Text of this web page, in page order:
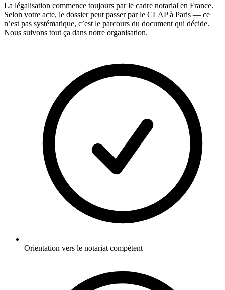
La légalisation commence toujours par le cadre notarial en France.
Selon votre acte, le dossier peut passer par le CLAP à Paris — ce
n’est pas systématique, c’est le parcours du document qui décide.
Nous suivons tout ça dans notre organisation.
Orientation vers le notariat compétent